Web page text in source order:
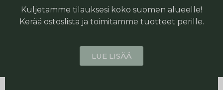
Kuljetamme tilauksesi koko suomen alueelle!
Kerää ostoslista ja toimitamme tuotteet perille.
LUE LISÄÄ